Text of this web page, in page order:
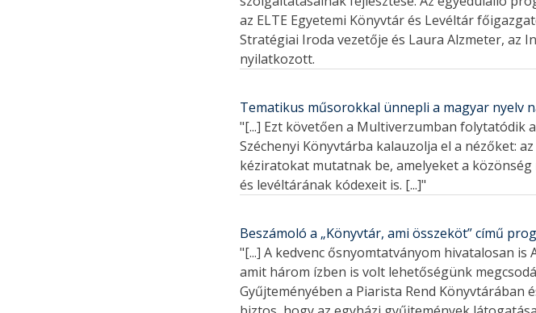
az ELTE Egyetemi Könyvtár és Levéltár
Stratégiai Iroda vezetője és Laura Alzmeter, az
nyilatkozott.
Tematikus műsorokkal ünnepli a magyar nyelv
"[...] Ezt követően a Multiverzumban folytatódik
Széchenyi Könyvtárba kalauzolja el a nézőket:
kéziratokat mutatnak be, amelyeket a
és levéltárának kódexeit is. [...]"
Beszámoló a „Könyvtár, ami összeköt” című
"[...] A kedvenc ősnyomtatványom hivatalosan
amit három ízben is volt lehetőségünk
Gyűjteményében a Piarista Rend Könyvtárában